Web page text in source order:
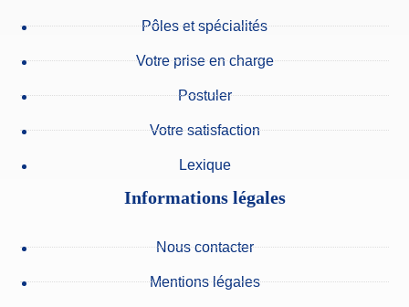
Pôles et spécialités
Votre prise en charge
Postuler
Votre satisfaction
Lexique
Informations légales
Nous contacter
Mentions légales